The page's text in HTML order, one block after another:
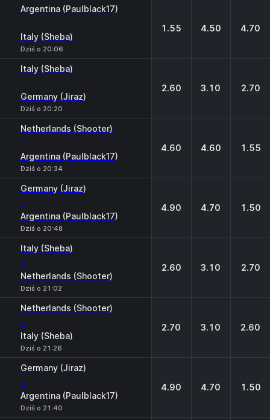
Argentina (Paulblack17)
-
Italy (Sheba)
Dziś o 20:06
1.55 4.50 4.70
Italy (Sheba)
-
Germany (Jiraz)
Dziś o 20:20
2.60 3.10 2.70
Netherlands (Shooter)
-
Argentina (Paulblack17)
Dziś o 20:34
4.60 4.60 1.55
Germany (Jiraz)
-
Argentina (Paulblack17)
Dziś o 20:48
4.90 4.70 1.50
Italy (Sheba)
-
Netherlands (Shooter)
Dziś o 21:02
2.60 3.10 2.70
Netherlands (Shooter)
-
Italy (Sheba)
Dziś o 21:26
2.70 3.10 2.60
Germany (Jiraz)
-
Argentina (Paulblack17)
Dziś o 21:40
4.90 4.70 1.50